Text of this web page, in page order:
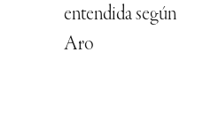
entendida según
Aro